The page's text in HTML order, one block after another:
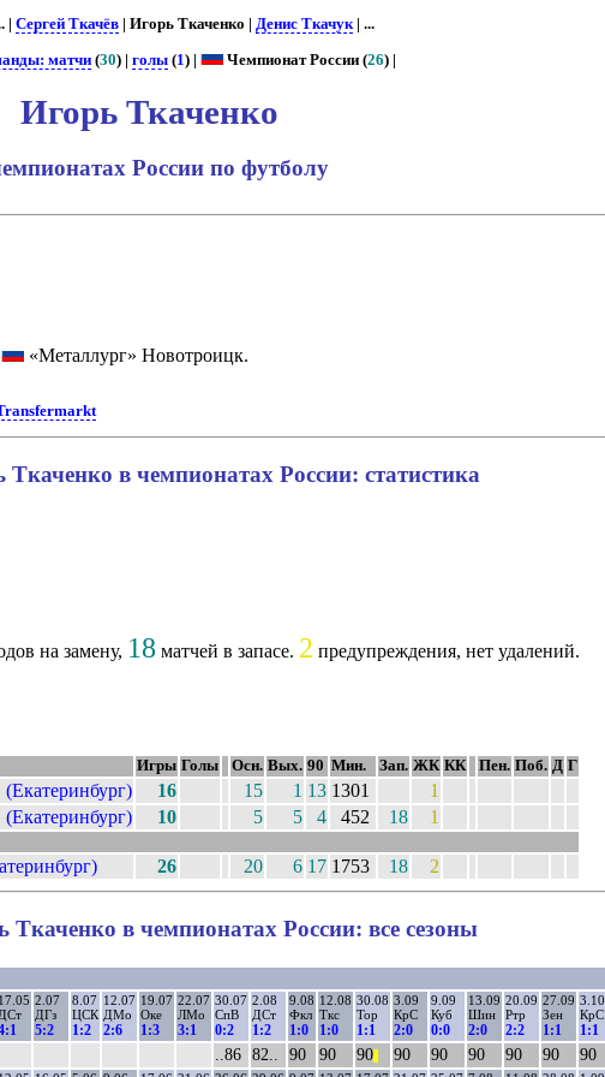
|Сергей Ткачёв | Игорь Ткаченко |Денис Ткачук| ...
матчи (30) |голы (1) | Чемпионат России (26) |
Игорь Ткаченко
России по футболу
«Металлург» Новотроицк.
Ткаченко в чемпионатах России: статистика
на замену, 18 матчей в запасе. 2 предупреждения, нет удалений.
Игры Голы Осн. Вых. 90 Мин. Зап. ЖК КК Пен. Поб. Д Г
16 15 1 13 1301
1
10 5 5 4 452 18 1
26 20 6 17 1753 18 2
Ткаченко в чемпионатах России: все сезоны
17.05
ДСт
2.07
ДГз
5:2
8.07
ЦСК
1:2
12.07
ДМо
2:6
19.07
Оке
1:3
22.07
ЛМо
3:1
30.07
СпВ
0:2
2.08
ДСт
1:2
9.08
Фкл
1:0
12.08
Ткс
1:0
30.08
Тор
1:1
3.09
КрС
2:0
9.09
Куб
0:0
13.09
Шин
2:0
20.09
Ртр
2:2
27.09
Зен
1:1
3.10
КрС
1:1
..86 82.. 90 90 90 90 90 90 90 90 90